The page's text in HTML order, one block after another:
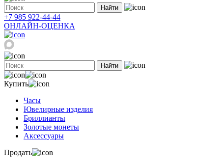
Найти
+7 985 922-44-44
ОНЛАЙН-ОЦЕНКА
Найти
Купить
Часы
Ювелирные изделия
Бриллианты
Золотые монеты
Аксессуары
Продать